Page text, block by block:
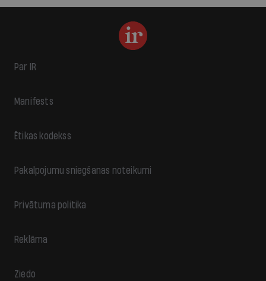
Par IR
Manifests
Ētikas kodekss
Pakalpojumu sniegšanas noteikumi
Privātuma politika
Reklāma
Ziedo